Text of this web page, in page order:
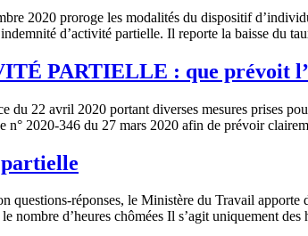
2020 proroge les modalités du dispositif
d’activité partielle. Il reporte la baisse du
PARTIELLE : que prévoit
du 22 avril 2020 portant diverses mesures prises
n° 2020-346 du 27 mars 2020 afin de prévoir
questions-réponses, le Ministère du Travail
nombre d’heures chômées Il s’agit uniquement